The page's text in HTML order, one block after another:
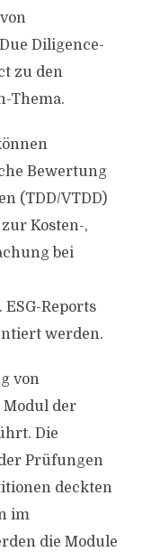
Diligence-
zu den
Thema.
Bewertung
(TDD/VTDD)
Kosten-,
bei
Reports
werden.
von
Modul der
Die
Prüfungen
deckten
im
die Module